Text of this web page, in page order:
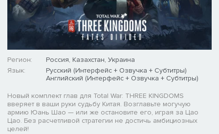
Регион:
Россия, Казахстан, Украина
Язык:
Русский (Интерфейс + Озвучка + Субтитры)
Английский (Интерфейс + Озвучка + Субтитры)
Новый комплект глав для Total War: THREE KINGDOMS
вверяет в ваши руки судьбу Китая. Возглавьте могучую
армию Юань Шао — или же остановите его, играя за Цао
Цао. Без расчетливой стратегии не достичь амбициозных
целей!